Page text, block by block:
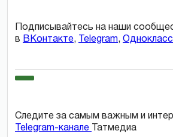
Подписывайтесь на наши
в ВКонтакте, Telegram,
Следите за самым важным и
Telegram-канале
Татмедиа